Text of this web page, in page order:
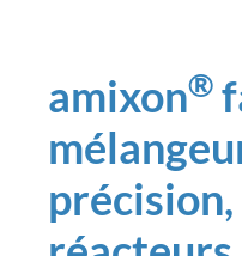
amixon®
précision,